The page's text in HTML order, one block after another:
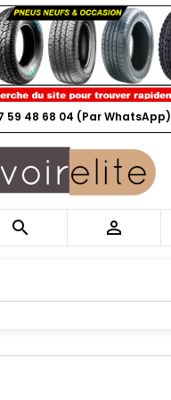
59 48 68 04 (Par WhatsApp)
 